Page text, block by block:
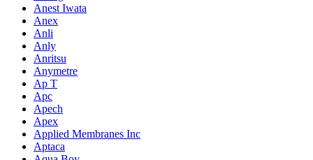
Anest Iwata
Anex
Anli
Anly
Anritsu
Anymetre
Ap T
Apc
Apech
Apex
Applied Membranes Inc
Aptaca